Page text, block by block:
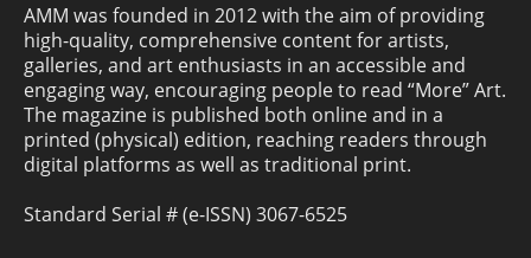
AMM was founded in 2012 with the aim of providing
high-quality, comprehensive content for artists,
galleries, and art enthusiasts in an accessible and
engaging way, encouraging people to read “More” Art.
The magazine is published both online and in a
printed (physical) edition, reaching readers through
digital platforms as well as traditional print.
Standard Serial # (e-ISSN) 3067-6525